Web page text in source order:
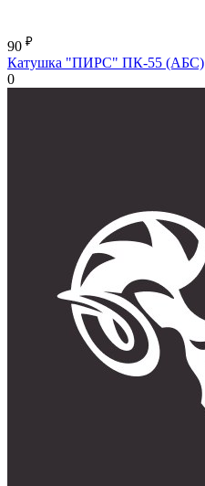
90 ₽
Катушка "ПИРС" ПК-55 (АБС)
0